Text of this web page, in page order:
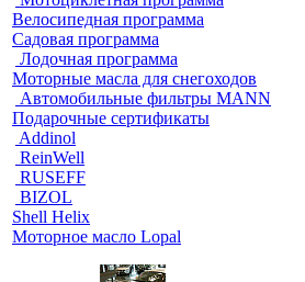
Велосипедная программа
Садовая программа
Лодочная программа
Моторные масла для снегоходов
Автомобильные фильтры MANN
Подарочные сертификаты
Addinol
ReinWell
RUSEFF
BIZOL
Shell Helix
Моторное масло Lopal